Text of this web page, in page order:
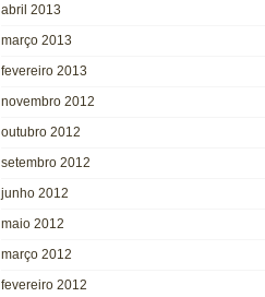
abril 2013
março 2013
fevereiro 2013
novembro 2012
outubro 2012
setembro 2012
junho 2012
maio 2012
março 2012
fevereiro 2012